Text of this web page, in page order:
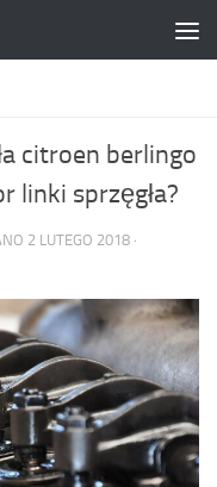
citroen berlingo
linki sprzęgła?
2 LUTEGO 2018 ·